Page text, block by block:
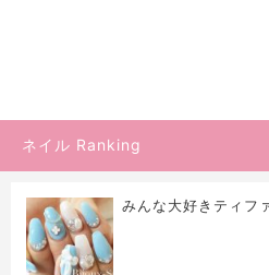
ネイル Ranking
みんな大好きティフ